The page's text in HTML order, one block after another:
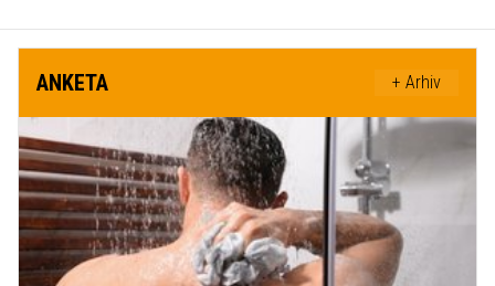
ANKETA + Arhiv